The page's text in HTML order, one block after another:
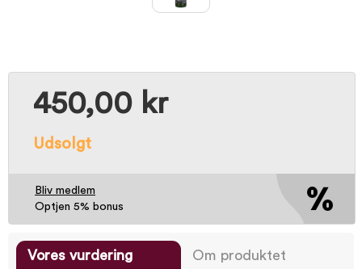
450,00 kr
Udsolgt
Bliv medlem
Optjen 5% bonus
Vores vurdering Om produktet